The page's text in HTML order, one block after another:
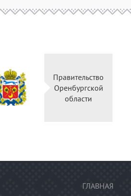
Правительство
Оренбургской
области
ГЛАВНАЯ